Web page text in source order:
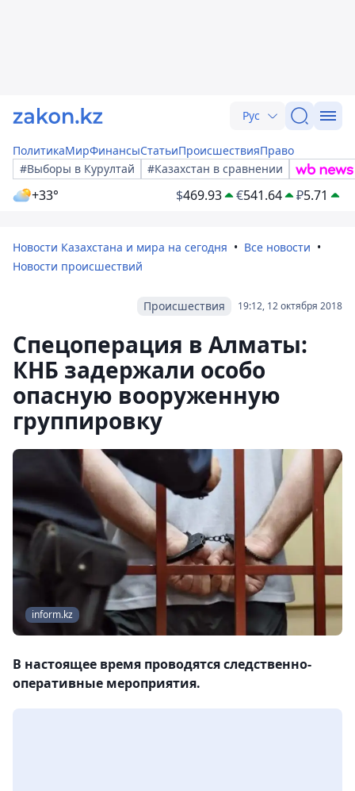
Рус
ПолитикаМирФинансыСтатьиПроисшествияПраво
#Выборы в Курултай
#Казахстан в сравнении
+33° $469.93 €541.64 ₽5.71
Новости Казахстана и мира на сегодня
Все новости
Новости происшествий
19:12, 12 октября 2018
Происшествия
Спецоперация в Алматы:
КНБ задержали особо
опасную вооруженную
группировку
inform.kz
В настоящее время проводятся следственно-
оперативные мероприятия.